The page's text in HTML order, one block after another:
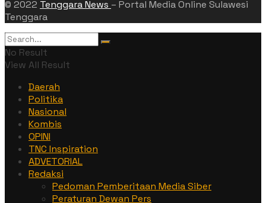
© 2022 Tenggara News – Portal Media Online Sulawesi
Tenggara
No Result
View All Result
Daerah
Politika
Nasional
Kombis
OPINI
TNC Inspiration
ADVETORIAL
Redaksi
Pedoman Pemberitaan Media Siber
Peraturan Dewan Pers